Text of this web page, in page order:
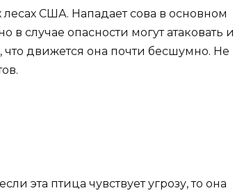
лесах США. Нападает сова в основном
случае опасности могут атаковать и
что движется она почти бесшумно. Не
эта птица чувствует угрозу, то она